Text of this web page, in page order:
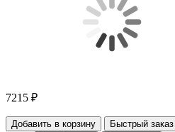
7215 ₽
Добавить в корзину
Быстрый заказ